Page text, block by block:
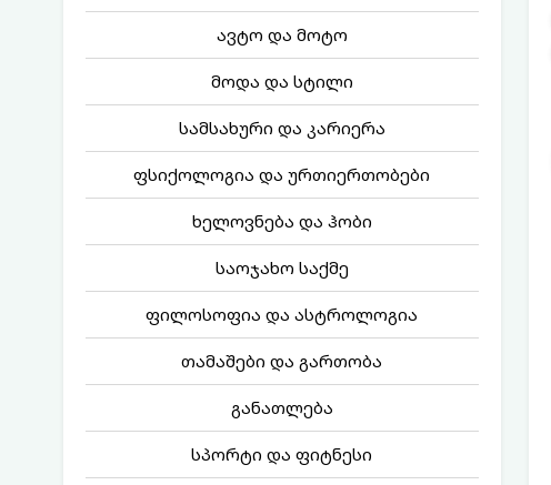
ავტო და მოტო
მოდა და სტილი
სამსახური და კარიერა
ფსიქოლოგია და ურთიერთობები
ხელოვნება და ჰობი
საოჯახო საქმე
ფილოსოფია და ასტროლოგია
თამაშები და გართობა
განათლება
სპორტი და ფიტნესი